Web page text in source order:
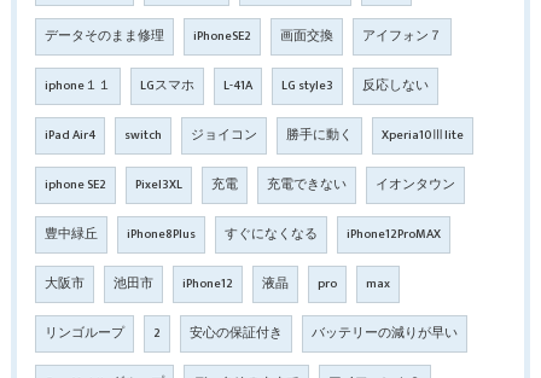
データそのまま修理 iPhoneSE2 画面交換 アイフォン７
iphone１１ LGスマホ L-41A LG style3 反応しない
iPad Air4 switch ジョイコン 勝手に動く Xperia10Ⅲlite
iphone SE2 Pixel3XL 充電 充電できない イオンタウン
豊中緑丘 iPhone8Plus すぐになくなる iPhone12ProMAX
大阪市 池田市 iPhone12 液晶 pro max
リンゴループ 2 安心の保証付き バッテリーの減りが早い